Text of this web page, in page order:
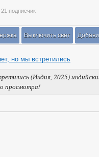
21 подписчик
Выключить свет
но мы встретились
(Индия, 2025)
просмотра!